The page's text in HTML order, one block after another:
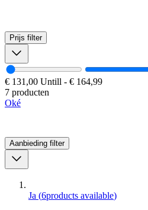
Prijs filter
€ 131,00 Untill - € 164,99
7 producten
Oké
Aanbieding filter
Ja (6products available)